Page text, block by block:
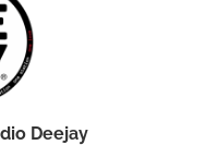
Deejay